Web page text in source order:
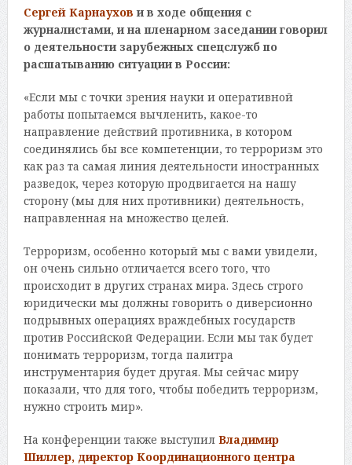
Сергей Карнаухов и в ходе общения с
журналистами, и на пленарном заседании говорил
о деятельности зарубежных спецслужб по
расшатыванию ситуации в России:
«Если мы с точки зрения науки и оперативной
работы попытаемся вычленить, какое-то
направление действий противника, в котором
соединялись бы все компетенции, то терроризм это
как раз та самая линия деятельности иностранных
разведок, через которую продвигается на нашу
сторону (мы для них противники) деятельность,
направленная на множество целей.
Терроризм, особенно который мы с вами увидели,
он очень сильно отличается всего того, что
происходит в других странах мира. Здесь строго
юридически мы должны говорить о диверсионно
подрывных операциях враждебных государств
против Российской Федерации. Если мы так будет
понимать терроризм, тогда палитра
инструментария будет другая. Мы сейчас миру
показали, что для того, чтобы победить терроризм,
нужно строить мир».
На конференции также выступил Владимир
Шиллер, директор Координационного центра